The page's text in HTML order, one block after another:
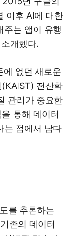
이후 AI에 대한
주는 앱이 유행
개했다.
에 없던 새로운
전산학
관리가 중요한
통해 데이터
는 점에서 남다
를 추론하는
존의 데이터